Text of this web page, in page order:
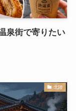
泉街で寄りたい
北陸